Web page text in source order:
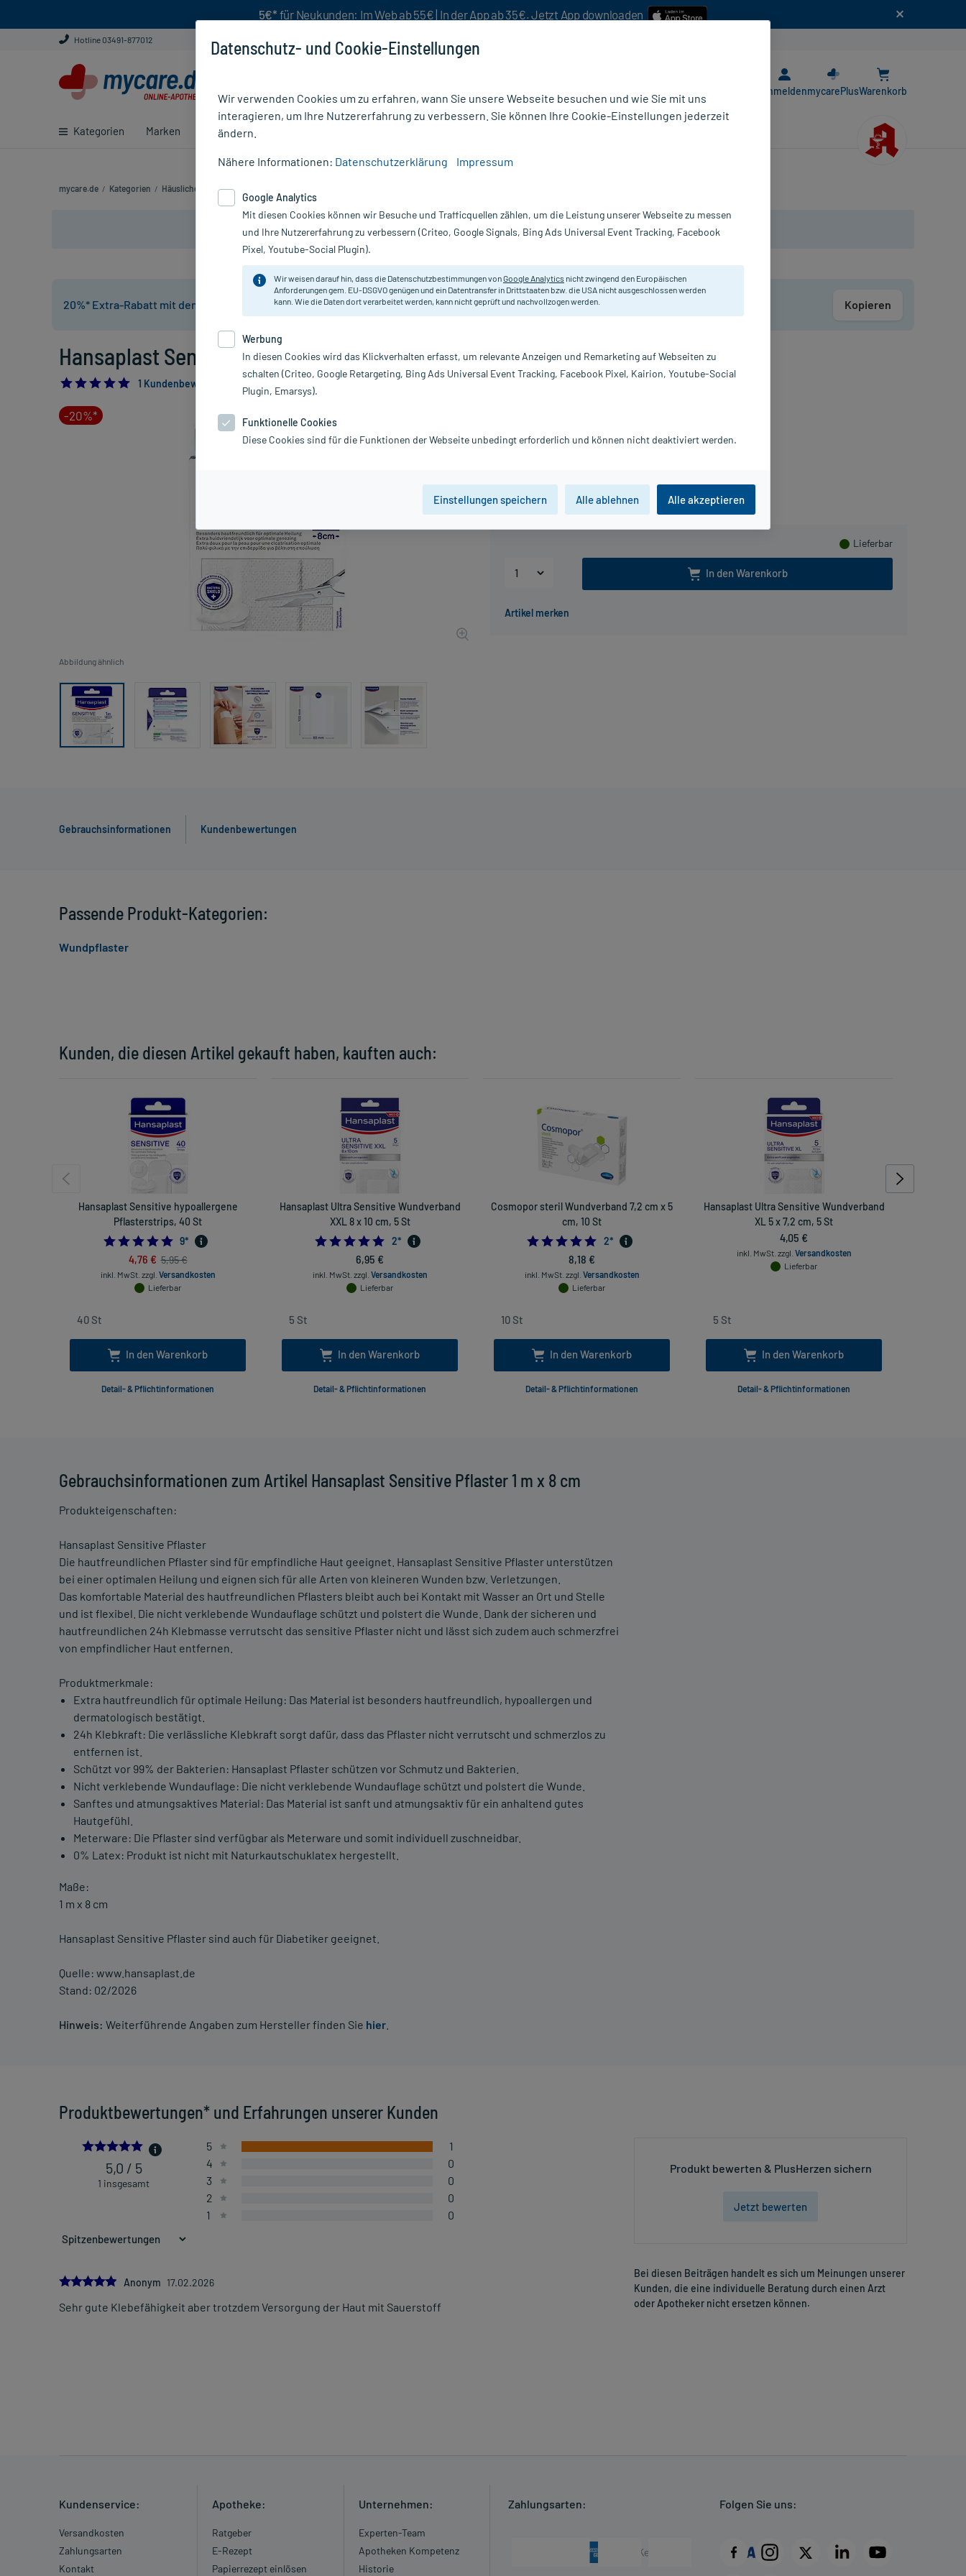
5€* für Neukunden: Im Web ab 55€ | In der App ab 35€. Jetzt App downloaden
Hotline 03491-877012
Kategorien Marken Ratgeber
AnmeldenmycarePlusWarenkorb
mycare.de / Kategorien / Häusliche Pflege / Krankenpflege
Nur für kurze Zeit:Gratis-Versand* ab 19€ Mindestbestellwert!
20%* Extra-Rabatt mit dem Code: Kopieren
Hansaplast Sensitive Pflaster 1 m x 8 cm, 1 St
5.0
1 Kundenbewertung*
-20%*
Abbildung ähnlich
4,12 € UVP5,15 € 42PlusHerzen sammeln
inkl. MwSt. zzgl. Versandkosten
Lieferbar
In den Warenkorb
Hypoallergener Wundschutz. Pflaster für sensible Haut.
Hersteller:
Beiersdorf AG
Gebrauchsinformationen Kundenbewertungen
Gebrauchsinformationen zum Artikel Hansaplast Sensitive Pflaster 1 m x 8 cm
Produkteigenschaften:
Hansaplast Sensitive Pflaster
Die hautfreundlichen Pflaster sind für empfindliche Haut geeignet. Hansaplast Sensitive Pflaster unterstützen
bei einer optimalen Heilung und eignen sich für alle Arten von kleineren Wunden bzw. Verletzungen.
Das komfortable Material des hautfreundlichen Pflasters bleibt auch bei Kontakt mit Wasser an Ort und Stelle
und ist flexibel. Die nicht verklebende Wundauflage schützt und polstert die Wunde. Dank der sicheren und
hautfreundlichen 24h Klebmasse verrutscht das sensitive Pflaster nicht und lässt sich zudem auch schmerzfrei
von empfindlicher Haut entfernen.
Produktmerkmale:
Extra hautfreundlich für optimale Heilung: Das Material ist besonders hautfreundlich, hypoallergen und
dermatologisch bestätigt.
24h Klebkraft: Die verlässliche Klebkraft sorgt dafür, dass das Pflaster nicht verrutscht und schmerzlos zu
entfernen ist.
Schützt vor 99% der Bakterien: Hansaplast Pflaster schützen vor Schmutz und Bakterien.
Nicht verklebende Wundauflage: Die nicht verklebende Wundauflage schützt und polstert die Wunde.
Sanftes und atmungsaktives Material: Das Material ist sanft und atmungsaktiv für ein anhaltend gutes
Hautgefühl.
Meterware: Die Pflaster sind verfügbar als Meterware und somit individuell zuschneidbar.
0% Latex: Produkt ist nicht mit Naturkautschuklatex hergestellt.
Maße:
1 m x 8 cm
Hansaplast Sensitive Pflaster sind auch für Diabetiker geeignet.
Quelle: www.hansaplast.de
Stand: 02/2026
Hinweis: Weiterführende Angaben zum Hersteller finden Sie hier
Produktbewertungen* und Erfahrungen unserer Kunden
5.0
5,0 / 5
1 insgesamt
5
1
4
0
3
0
2
0
1
0
5.0
Anonym 17.02.2026
Sehr gute Klebefähigkeit aber trotzdem Versorgung der Haut mit Sauerstoff
Produkt bewerten & PlusHerzen sichern
Jetzt bewerten
Bei diesen Beiträgen handelt es sich um Meinungen unserer
Kunden, die eine individuelle Beratung durch einen Arzt
oder Apotheker nicht ersetzen können.
Kunden, die diesen Artikel gekauft haben, kauften auch:
Hansaplast Sensitive hypoallergene
Pflasterstrips, 40 St
5.0
9*
4,76 € 5,95 €
inkl. MwSt. zzgl. Versandkosten
Lieferbar
In den Warenkorb
Detail- & Pflichtinformationen
Hansaplast Ultra Sensitive Wundverband
XXL 8 x 10 cm, 5 St
5.0
2*
6,95 €
inkl. MwSt. zzgl. Versandkosten
Lieferbar
In den Warenkorb
Detail- & Pflichtinformationen
Cosmopor steril Wundverband 7,2 cm x 5
cm, 10 St
5.0
2*
8,18 €
inkl. MwSt. zzgl. Versandkosten
Lieferbar
In den Warenkorb
Detail- & Pflichtinformationen
Hansaplast Ultra Sensitive Wundverband
XL 5 x 7,2 cm, 5 St
4,05 €
inkl. MwSt. zzgl. Versandkosten
Lieferbar
In den Warenkorb
Detail- & Pflichtinformationen
Passende Produkt-Kategorien:
Wundpflaster
Kundenservice:
Versandkosten
Zahlungsarten
Kontakt
Apotheke:
Ratgeber
E-Rezept
Papierrezept einlösen
Unternehmen:
Experten-Team
Apotheken Kompetenz
Historie
Zahlungsarten: Folgen Sie uns:
Datenschutz- und Cookie-Einstellungen
Wir verwenden Cookies um zu erfahren, wann Sie unsere Webseite besuchen und wie Sie mit uns
interagieren, um Ihre Nutzererfahrung zu verbessern. Sie können Ihre Cookie-Einstellungen jederzeit
ändern.
Nähere Informationen: Datenschutzerklärung Impressum
Google Analytics
Mit diesen Cookies können wir Besuche und Trafficquellen zählen, um die Leistung unserer Webseite zu messen
und Ihre Nutzererfahrung zu verbessern (Criteo, Google Signals, Bing Ads Universal Event Tracking, Facebook
Pixel, Youtube-Social Plugin).
Wir weisen darauf hin, dass die Datenschutzbestimmungen vonGoogle Analytics nicht zwingend den Europäischen
Anforderungen gem. EU-DSGVO genügen und ein Datentransfer in Drittstaaten bzw. die USA nicht ausgeschlossen werden
kann. Wie die Daten dort verarbeitet werden, kann nicht geprüft und nachvollzogen werden.
Werbung
In diesen Cookies wird das Klickverhalten erfasst, um relevante Anzeigen und Remarketing auf Webseiten zu
schalten (Criteo, Google Retargeting, Bing Ads Universal Event Tracking, Facebook Pixel, Kairion, Youtube-Social
Plugin, Emarsys).
Funktionelle Cookies
Diese Cookies sind für die Funktionen der Webseite unbedingt erforderlich und können nicht deaktiviert werden.
Einstellungen speichern Alle ablehnen Alle akzeptieren